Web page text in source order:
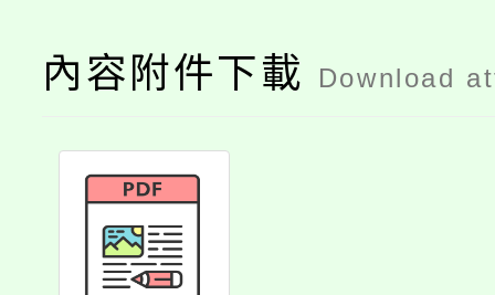
內容附件下載 Download